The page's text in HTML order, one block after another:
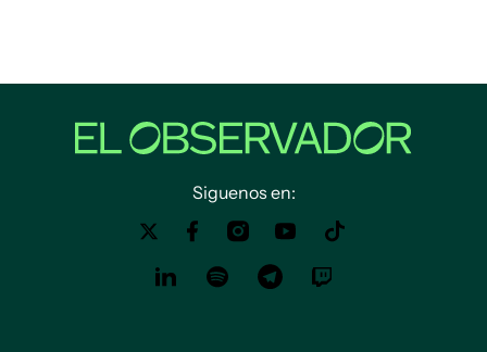
Siguenos en: